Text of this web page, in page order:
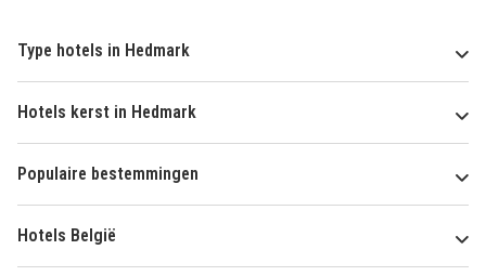
Type hotels in Hedmark
Hotels kerst in Hedmark
Populaire bestemmingen
Hotels België